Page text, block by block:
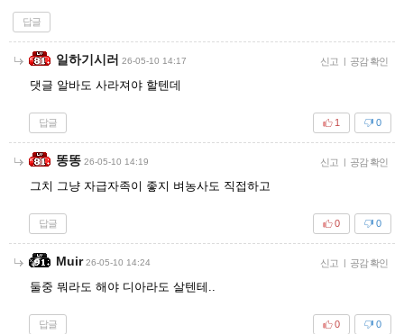
답글
일하기시러 26-05-10 14:17 신고 | 공감 확인
댓글 알바도 사라져야 할텐데
답글 0
1
똥똥 26-05-10 14:19 신고 | 공감 확인
그치 그냥 자급자족이 좋지 벼농사도 직접하고
답글 0
0
Muir 26-05-10 14:24 신고 | 공감 확인
둘중 뭐라도 해야 디아라도 살텐테..
답글 0
0